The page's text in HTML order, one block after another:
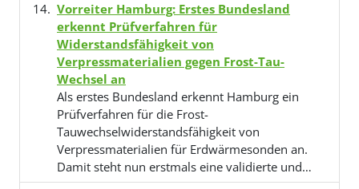
Vorreiter Hamburg: Erstes Bundesland
erkennt Prüfverfahren für
Widerstandsfähigkeit von
Verpressmaterialien gegen Frost-Tau-
Wechsel an
Als erstes Bundesland erkennt Hamburg ein
Prüfverfahren für die Frost-
Tauwechselwiderstandsfähigkeit von
Verpressmaterialien für Erdwärmesonden an.
Damit steht nun erstmals eine validierte und…